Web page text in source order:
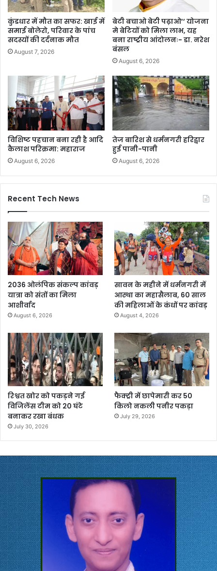
कुंडधार में मौत का सफर: खाई में
समाई बोलेरो, परिवार के पांच
सदस्यों की दर्दनाक मौत
August 7, 2026
बेटी बचाओ बेटी पढ़ाओ’’ योजना
मे बेटियों को मिला लाभ, यह
बना राष्ट्रीय आंदोलनः- डा. नरेश
बंसल
August 6, 2026
विशिष्ट पहचान बना रही है आदि
कैलाश परिक्रमा: महाराज
August 6, 2026
तेज बारिश से धर्मनगरी हरिद्वार
हुई पानी-पानी
August 6, 2026
Recent Tech News
2036 ओलंपिक संकल्प कांवड़
यात्रा को संतों का मिला
आशीर्वाद
August 6, 2026
सावन के महीने में धर्मनगरी में
आस्था का महासैलाब, 60 साल
की महिलाओं के कंधों पर कांवड़
August 4, 2026
रिश्वत खोर को पकड़ने गई
विजिलेंस टीम को 20 घंटे
बनाकर रखा बंधक
July 30, 2026
फैक्ट्री में छापेमारी कर 50
किलो नकली पनीर पकड़ा
July 29, 2026